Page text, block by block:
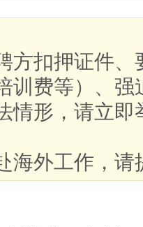
方扣押证件
训费等）、
情形，请立
海外工作，